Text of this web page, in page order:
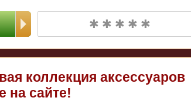
✱ ✱ ✱ ✱ ✱
коллекция аксессуаров
на сайте!